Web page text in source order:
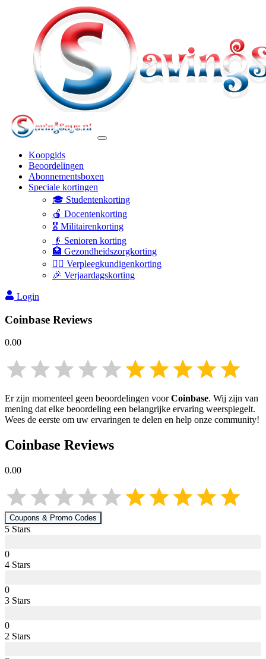
Koopgids
Beoordelingen
Abonnementsboxen
Speciale kortingen
🎓 Studentenkorting
🍎 Docentenkorting
🎖️ Militairenkorting
👴 Senioren korting
🏥 Gezondheidszorgkorting
👩‍⚕️ Verpleegkundigenkorting
🎉 Verjaardagskorting
Login
Coinbase Reviews
0.00
Er zijn momenteel geen beoordelingen voorCoinbase. Wij zijn van
mening dat elke beoordeling een belangrijke ervaring weerspiegelt.
Wees de eerste om uw ervaringen te delen en help onze community!
Coinbase Reviews
0.00
Coupons & Promo Codes
5 Stars
0
4 Stars
0
3 Stars
0
2 Stars